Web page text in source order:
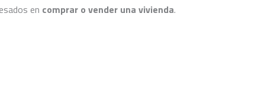
en comprar o vender una vivienda.